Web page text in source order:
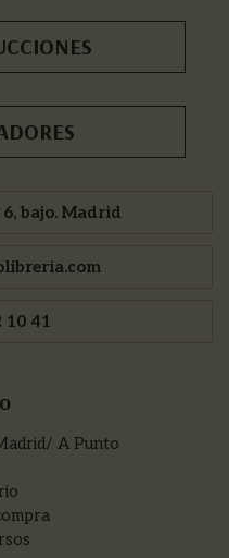
bajo. Madrid
10 41
A Punto